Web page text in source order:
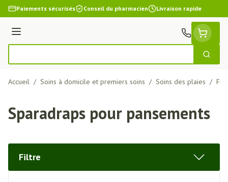
Aller au contenu
Paiements sécurisés Conseil du pharmacien Livraison rapide
Menu
Accueil / Soins à domicile et premiers soins / Soins des plaies /
Sparadraps pour pansements
Filtre